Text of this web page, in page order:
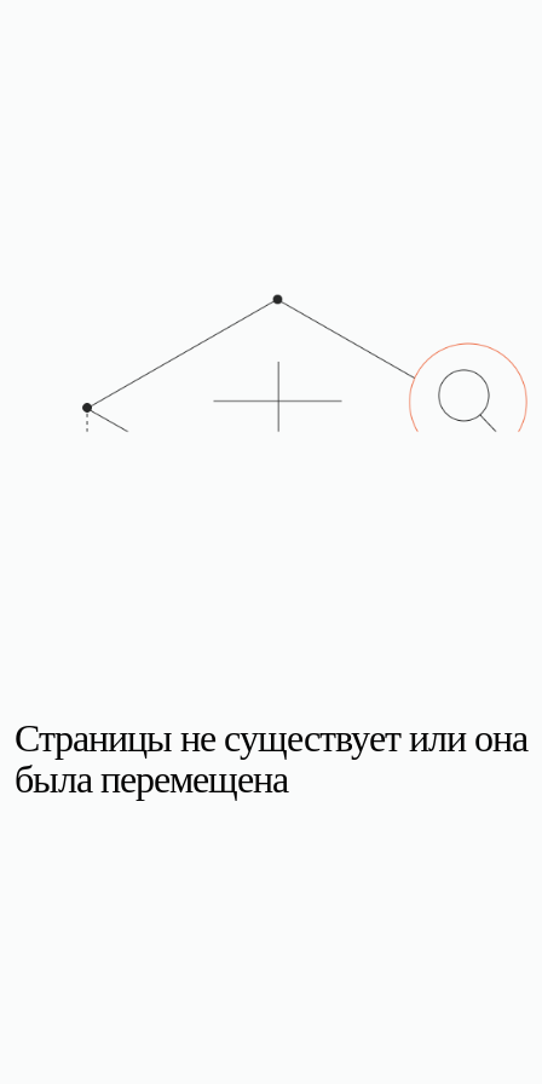
Страницы не существует или она
была перемещена